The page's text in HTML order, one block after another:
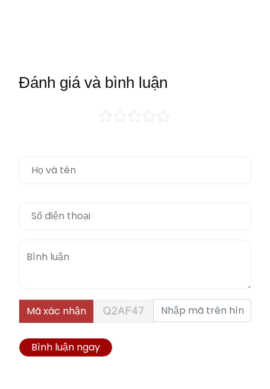
Đánh giá và bình luận
Mã xác nhận
Bình luận ngay